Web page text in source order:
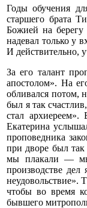
Годы обучения
старшего брата
Божией на
надевал только у
И действительно,
За его талант
апостолом». На
обливался потом,
был я так
стал архиереем».
Екатерина
проповедника
при дворе был так
мы плакали — мы
производстве
неудовольствие».
чтобы во время
бывшего